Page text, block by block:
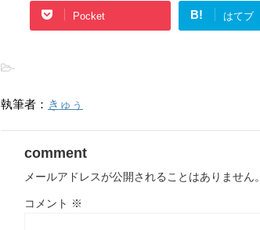
Pocket B! はてブ
-
執筆者： きゅぅ
comment
メールアドレスが公開されることはありません。
コメント ※